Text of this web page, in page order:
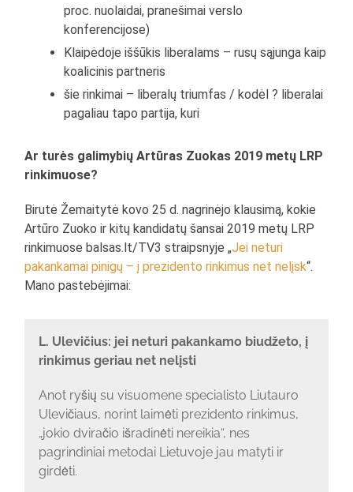
proc. nuolaidai, pranešimai verslo
konferencijose)
Klaipėdoje iššūkis liberalams – rusų sąjunga kaip
koalicinis partneris
šie rinkimai – liberalų triumfas / kodėl ? liberalai
pagaliau tapo partija, kuri
Ar turės galimybių Artūras Zuokas 2019 metų LRP
rinkimuose?
Birutė Žemaitytė kovo 25 d. nagrinėjo klausimą, kokie
Artūro Zuoko ir kitų kandidatų šansai 2019 metų LRP
rinkimuose balsas.lt/TV3 straipsnyje „Jei neturi
pakankamai pinigų – į prezidento rinkimus net nelįsk“.
Mano pastebėjimai:
L. Ulevičius: jei neturi pakankamo biudžeto, į
rinkimus geriau net nelįsti
Anot ryšių su visuomene specialisto Liutauro
Ulevičiaus, norint laimėti prezidento rinkimus,
„jokio dviračio išradinėti nereikia“, nes
pagrindiniai metodai Lietuvoje jau matyti ir
girdėti.